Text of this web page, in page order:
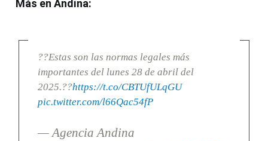
Más en Andina:
??Estas son las normas legales más
importantes del lunes 28 de abril del
2025.??https://t.co/CBTUfULqGU
pic.twitter.com/l66Qac54fP
— Agencia Andina